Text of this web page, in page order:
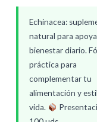
Echinacea:
natural para
bienestar diario.
práctica para
complementar tu
alimentación y
vida.